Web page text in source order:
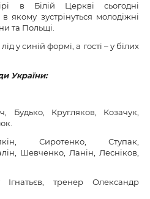
в Білій Церкві сьогодні
якому зустрінуться молодіжні
та Польщі.
у синій формі, а гості – у білих
України:
Будько, Кругляков, Козачук,
Сиротенко, Ступак,
Шевченко, Ланін, Лесніков,
тренер Олександр